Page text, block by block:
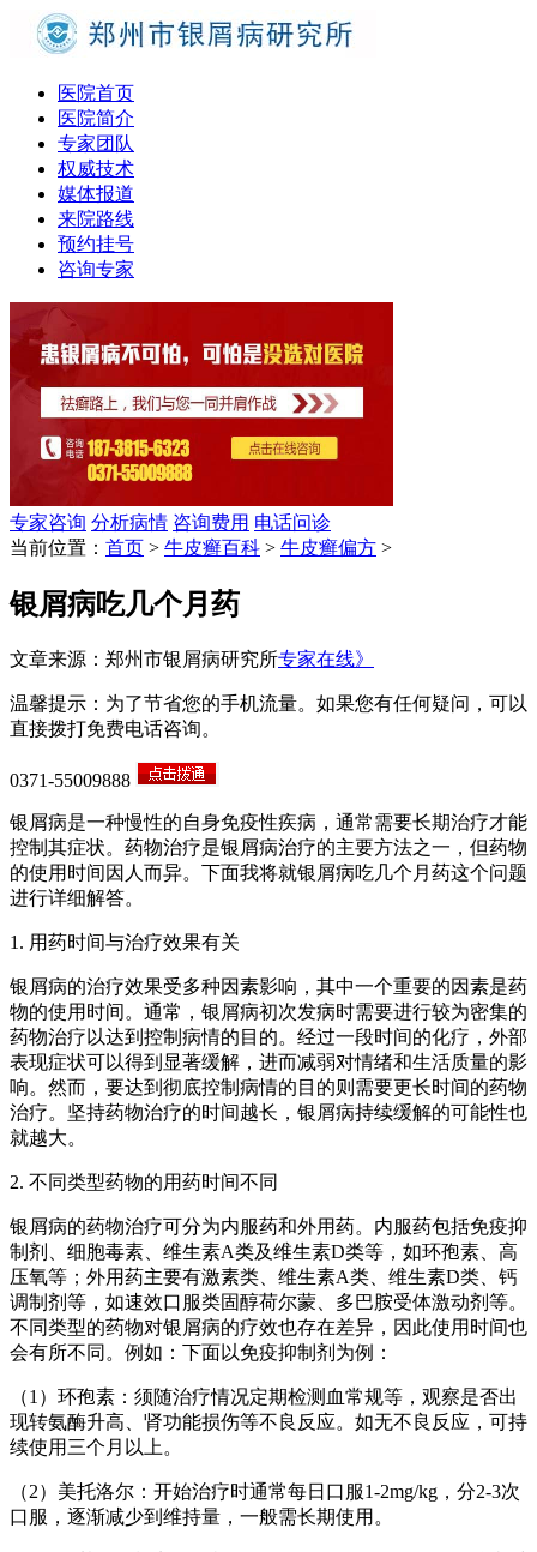
医院首页
医院简介
专家团队
权威技术
媒体报道
来院路线
预约挂号
咨询专家
专家咨询 分析病情 咨询费用 电话问诊
当前位置： 首页 > 牛皮癣百科 > 牛皮癣偏方 >
银屑病吃几个月药
文章来源：郑州市银屑病研究所专家在线》
温馨提示：为了节省您的手机流量。如果您有任何疑问，可以
直接拨打免费电话咨询。
0371-55009888
银屑病是一种慢性的自身免疫性疾病，通常需要长期治疗才能
控制其症状。药物治疗是银屑病治疗的主要方法之一，但药物
的使用时间因人而异。下面我将就银屑病吃几个月药这个问题
进行详细解答。
1. 用药时间与治疗效果有关
银屑病的治疗效果受多种因素影响，其中一个重要的因素是药
物的使用时间。通常，银屑病初次发病时需要进行较为密集的
药物治疗以达到控制病情的目的。经过一段时间的化疗，外部
表现症状可以得到显著缓解，进而减弱对情绪和生活质量的影
响。然而，要达到彻底控制病情的目的则需要更长时间的药物
治疗。坚持药物治疗的时间越长，银屑病持续缓解的可能性也
就越大。
2. 不同类型药物的用药时间不同
银屑病的药物治疗可分为内服药和外用药。内服药包括免疫抑
制剂、细胞毒素、维生素A类及维生素D类等，如环孢素、高
压氧等；外用药主要有激素类、维生素A类、维生素D类、钙
调制剂等，如速效口服类固醇荷尔蒙、多巴胺受体激动剂等。
不同类型的药物对银屑病的疗效也存在差异，因此使用时间也
会有所不同。例如：下面以免疫抑制剂为例：
（1）环孢素：须随治疗情况定期检测血常规等，观察是否出
现转氨酶升高、肾功能损伤等不良反应。如无不良反应，可持
续使用三个月以上。
（2）美托洛尔：开始治疗时通常每日口服1-2mg/kg，分2-3次
口服，逐渐减少到维持量，一般需长期使用。